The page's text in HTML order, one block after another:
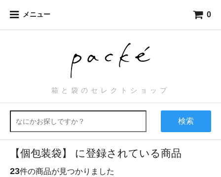
メニュー 0
箱と袋のセレクトショップ
検索
【個包装袋】 に登録されている商品
23件の商品が見つかりました